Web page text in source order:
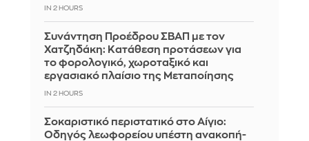
IN 2 HOURS
Συνάντηση Προέδρου ΣΒΑΠ με τον
Χατζηδάκη: Κατάθεση προτάσεων για
το φορολογικό, χωροταξικό και
εργασιακό πλαίσιο της Μεταποίησης
IN 2 HOURS
Σοκαριστικό περιστατικό στο Αίγιο:
Οδηγός λεωφορείου υπέστη ανακοπή-